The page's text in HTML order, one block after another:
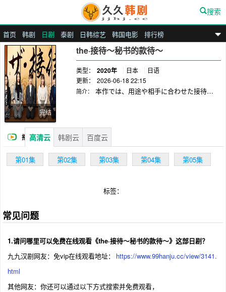
九九汉剧
首页 韩剧 日剧 泰剧 日韩综艺 韩国电影 排行榜
搜索
完结
the·接待～秘书的款待～
类型： 2020年 日本
日语
更新：
2026-06-18 22:15
简介：
本作では、用途や相手に合わせた接待や
子編」「朴四朗（パク・サラン）編」「風間三
和編」という5本のオリジナルストーリーでお
届けします。さらに、秘書5人に加え、室井、
江口も登場！本編のメインキャスト7人が総出
ラマが誕生します。夜な夜なラーメン店に集う
待に応えてこそ一流の秘書！はたして5人は魅
惑の会食をセッティングし、ミッションを遂行
することができるのでしょうか…？本編とはひ
る5人の活躍をどうぞお楽しみに！
播 高清云 韩剧云 百度云
第01集 第02集 第03集 第04集 第05集
标签：
常见问题
1.请问哪里可以免费在线观看《the·接待～秘书的款待～》这部日剧？
九九汉剧网友：免vip在线观看地址：
https://www.99hanju.cc/view/3141.
html
其他网友：你还可以通过以下方式搜索并免费观看，